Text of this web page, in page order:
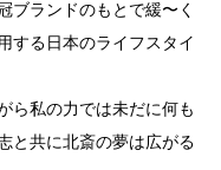
ブランドのもとで緩〜く
する日本のライフスタイ
ら私の力では未だに何も
と共に北斎の夢は広がる